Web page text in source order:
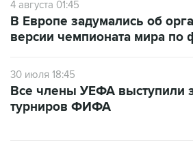
версии чемпионата мира по
30 июля 18:45
турниров ФИФА